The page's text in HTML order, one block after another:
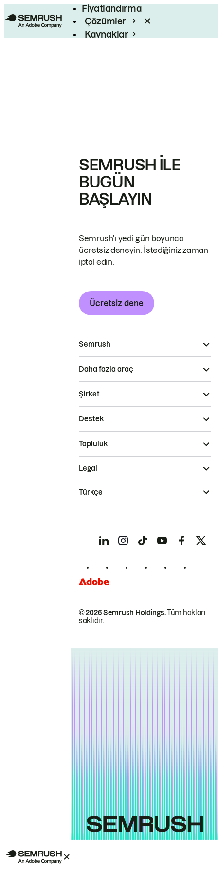
Fiyatlandırma
Çözümler
Kaynaklar
SEMRUSH ILE
BUGÜN
BAŞLAYIN
Semrush'ı yedi gün boyunca
ücretsiz deneyin. İstediğiniz zaman
iptal edin.
Ücretsiz dene
Semrush
Daha fazla araç
Şirket
Destek
Topluluk
© 2026 Semrush Holdings.Tüm hakları
saklıdır.
Legal
Türkçe